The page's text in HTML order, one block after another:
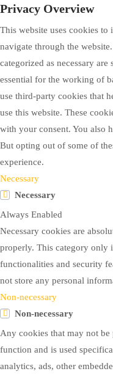
Privacy Overview
This website uses cookies
navigate through the
categorized as necessary
essential for the working of
use third-party cookies that
use this website. These
with your consent. You also
But opting out of some of
experience.
Necessary
Necessary
Always Enabled
Necessary cookies are
properly. This category only
functionalities and security
not store any personal
Non-necessary
Non-necessary
Any cookies that may not
function and is used
analytics, ads, other